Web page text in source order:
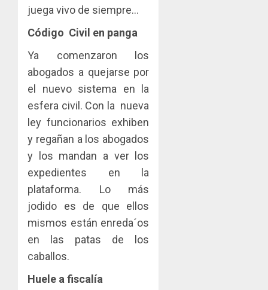
juega vivo de siempre…
Código Civil en panga
Ya comenzaron los
abogados a quejarse por
el nuevo sistema en la
esfera civil. Con la nueva
ley funcionarios exhiben
y regañan a los abogados
y los mandan a ver los
expedientes en la
plataforma. Lo más
jodido es de que ellos
mismos están enreda´os
en las patas de los
caballos.
Huele a fiscalía